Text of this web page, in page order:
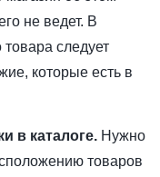
не ведет. В
товара следует
которые есть в
в каталоге. Нужно
товаров